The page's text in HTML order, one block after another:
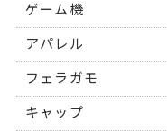
ゲーム機
アパレル
フェラガモ
キャップ